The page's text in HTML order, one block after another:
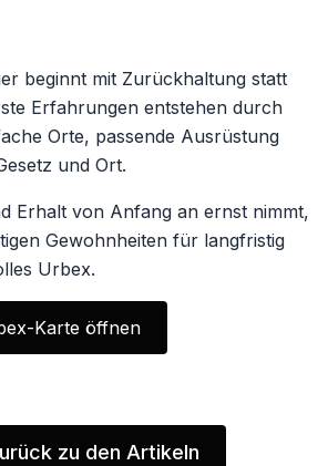
beginnt mit Zurückhaltung statt
Erfahrungen entstehen durch
Orte, passende Ausrüstung
und Ort.
Erhalt von Anfang an ernst nimmt,
Gewohnheiten für langfristig
Urbex.
Karte öffnen
zu den Artikeln